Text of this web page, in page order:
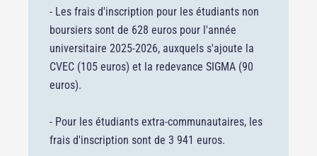
- Les frais d'inscription pour les étudiants non
boursiers sont de 628 euros pour l'année
universitaire 2025-2026, auxquels s'ajoute la
CVEC (105 euros) et la redevance SIGMA (90
euros).
- Pour les étudiants extra-communautaires, les
frais d'inscription sont de 3 941 euros.